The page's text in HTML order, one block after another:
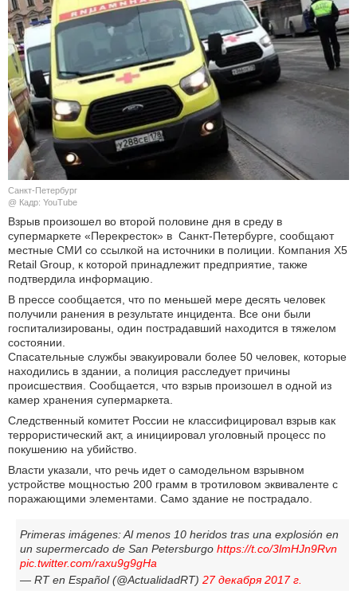
ОБЩЕСТВО
КУЛЬТУРА
НАУКА
СПОРТ
ШОУ-БИЗНЕС
ЭГОИЗМ
БЛОГ
Санкт-Петербург
@ Кадр: YouTube
Взрыв произошел во второй половине дня в среду в
супермаркете «Перекресток» в Санкт-Петербурге, сообщают
местные СМИ со ссылкой на источники в полиции. Компания X5
Retail Group, к которой принадлежит предприятие, также
подтвердила информацию.
В прессе сообщается, что по меньшей мере десять человек
получили ранения в результате инцидента. Все они были
госпитализированы, один пострадавший находится в тяжелом
состоянии.
Спасательные службы эвакуировали более 50 человек, которые
находились в здании, а полиция расследует причины
происшествия. Сообщается, что взрыв произошел в одной из
камер хранения супермаркета.
Следственный комитет России не классифицировал взрыв как
террористический акт, а инициировал уголовный процесс по
покушению на убийство.
Власти указали, что речь идет о самодельном взрывном
устройстве мощностью 200 грамм в тротиловом эквиваленте с
поражающими элементами. Само здание не пострадало.
Primeras imágenes: Al menos 10 heridos tras una explosión en
un supermercado de San Petersburgo https://t.co/3lmHJn9Rvn
pic.twitter.com/raxu9g9gHa
— RT en Español (@ActualidadRT) 27 декабря 2017 г.